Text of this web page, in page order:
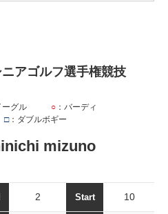
アゴルフ選手権競技
mizuno
ーグル ○ ：バーディ
□：ダブルボギー
2 Start 10